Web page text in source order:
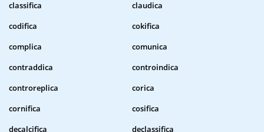
classifica
claudica
codifica
cokifica
complica
comunica
contraddica
controindica
controreplica
corica
cornifica
cosifica
decalcifica
declassifica